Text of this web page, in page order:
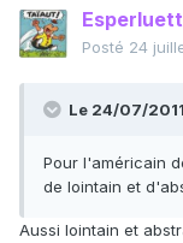
Posté 24
Le 24/07/
Pour l'américain
de lointain et
Aussi lointain et